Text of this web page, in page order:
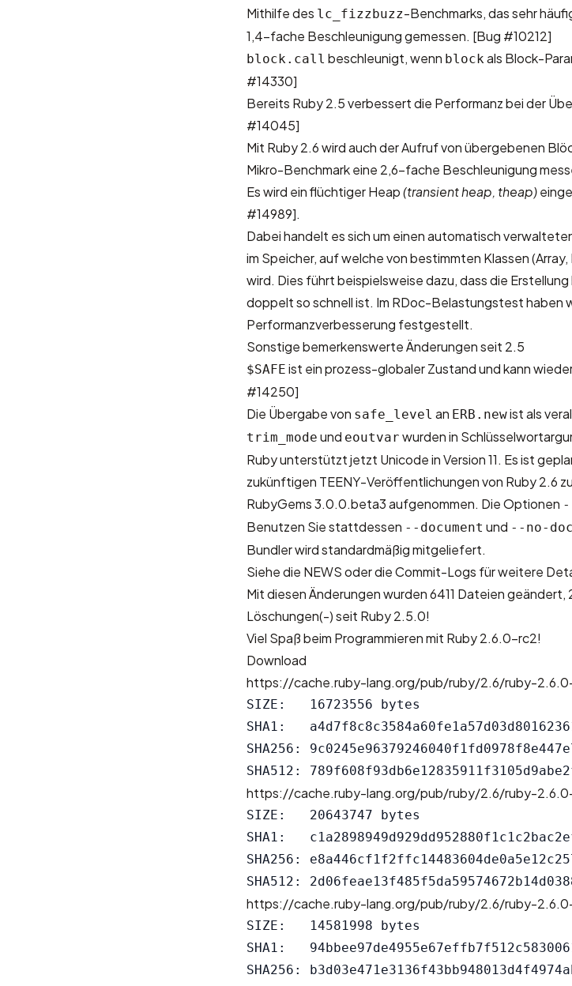
Mithilfe des lc_fizzbuzz-Benchmarks, das sehr
1,4-fache Beschleunigung gemessen. [Bug #10212]
block.call beschleunigt, wenn blockals Block-
#14330]
Bereits Ruby 2.5 verbessert die Performanz bei der
#14045]
Mit Ruby 2.6 wird auch der Aufruf von übergebenen
Mikro-Benchmark eine 2,6-fache Beschleunigung
Es wird ein flüchtiger Heap(transient heap, theap)
#14989].
Dabei handelt es sich um einen automatisch
im Speicher, auf welche von bestimmten Klassen
wird. Dies führt beispielsweise dazu, dass die
doppelt so schnell ist. Im RDoc-Belastungstest haben
Performanzverbesserung festgestellt.
Sonstige bemerkenswerte Änderungen seit 2.5
$SAFE ist ein prozess-globaler Zustand und kann
#14250]
Die Übergabe von safe_level an ERB.newist als
trim_mode und eoutvar wurden in
Ruby unterstützt jetzt Unicode in Version 11. Es ist
zukünftigen TEENY-Veröffentlichungen von Ruby 2.6
RubyGems 3.0.0.beta3 aufgenommen. Die Optionen
Benutzen Sie stattdessen --document und --no-
Bundlerwird standardmäßig mitgeliefert.
Siehe die NEWSoder dieCommit-Logs für weitere
Mit diesen Änderungen wurden6411 Dateien
Löschungen(-)seit Ruby 2.5.0!
Viel Spaß beim Programmieren mit Ruby 2.6.0-rc2!
Download
https://cache.ruby-lang.org/pub/ruby/2.6/ruby-
SIZE:   16723556 bytes
SHA1:
SHA256:
https://cache.ruby-lang.org/pub/ruby/2.6/ruby-
SIZE:   20643747 bytes
SHA1:
SHA256:
https://cache.ruby-lang.org/pub/ruby/2.6/ruby-
SIZE:   14581998 bytes
SHA1:
SHA256: